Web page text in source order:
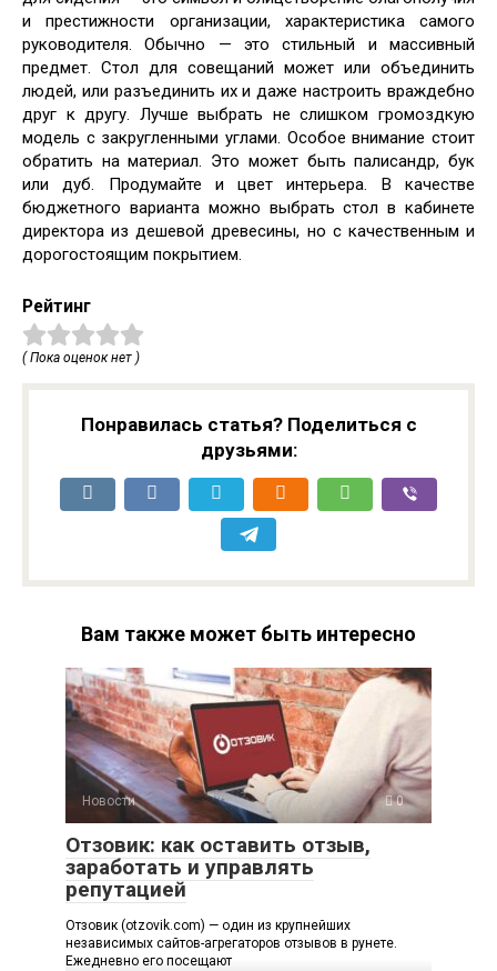
и престижности организации, характеристика самого
руководителя. Обычно — это стильный и массивный
предмет. Стол для совещаний может или объединить
людей, или разъединить их и даже настроить враждебно
друг к другу. Лучше выбрать не слишком громоздкую
модель с закругленными углами. Особое внимание стоит
обратить на материал. Это может быть палисандр, бук
или дуб. Продумайте и цвет интерьера. В качестве
бюджетного варианта можно выбрать стол в кабинете
директора из дешевой древесины, но с качественным и
дорогостоящим покрытием.
Рейтинг
( Пока оценок нет )
Понравилась статья? Поделиться с
друзьями:
Вам также может быть интересно
Новости 0
Отзовик: как оставить отзыв,
заработать и управлять
репутацией
Отзовик (otzovik.com) — один из крупнейших
независимых сайтов-агрегаторов отзывов в рунете.
Ежедневно его посещают